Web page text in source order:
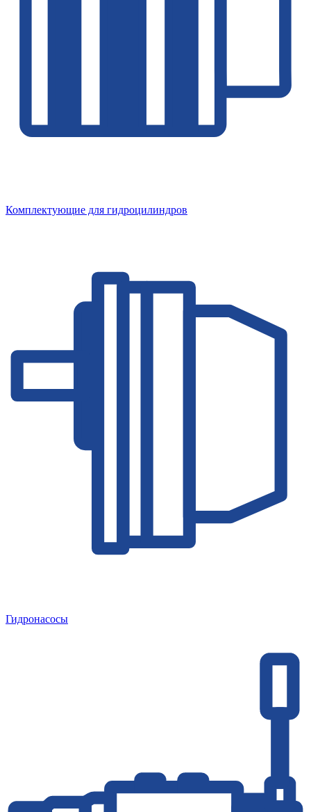
Комплектующие для гидроцилиндров
Гидронасосы